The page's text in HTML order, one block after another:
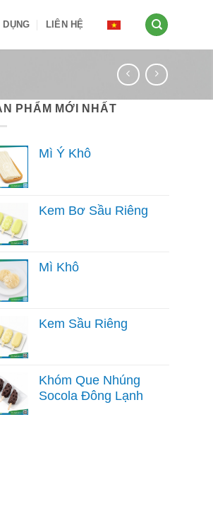
DỤNG LIÊN HỆ
PHẨM MỚI NHẤT
Mì Ý Khô
Kem Bơ Sầu Riêng
Mì Khô
Kem Sầu Riêng
Khóm Que Nhúng
Socola Đông Lạnh